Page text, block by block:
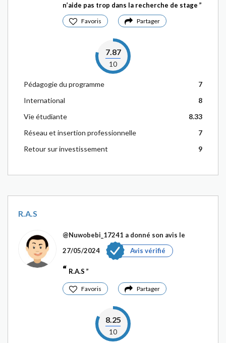
n’aide pas trop dans la recherche de stage
Favoris Partager
7.87
10
Pédagogie du programme
7
International
8
Vie étudiante
8.33
Réseau et insertion professionnelle
7
Retour sur investissement
9
R.A.S
@Nuwobebi_17241 a donné son avis le
27/05/2024
Avis vérifié
R.A.S
Favoris Partager
8.25
10